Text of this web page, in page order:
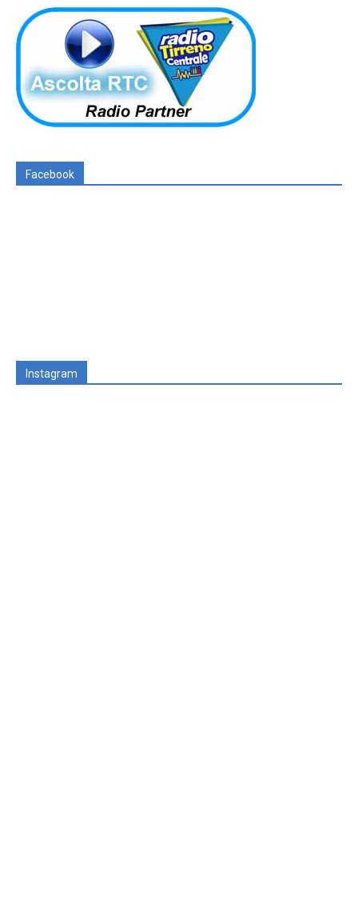
Facebook
Instagram